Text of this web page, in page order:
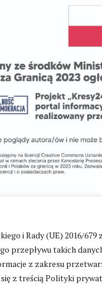
i Rady (UE) 2016/
przepływu takich
z zakresu
z treścią Polityki
Polityka prywatności